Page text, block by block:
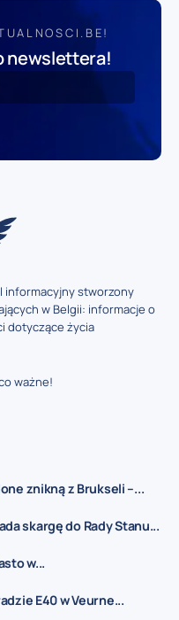
newslettera!
informacyjny stworzony
w Belgii: informacje o
dotyczące życia
ważne!
znikną z Brukseli –...
skargę do Rady Stanu...
w...
E40 w Veurne...